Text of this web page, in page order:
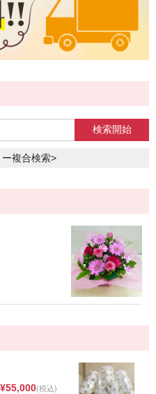
複合検索>
¥55,000(税込)